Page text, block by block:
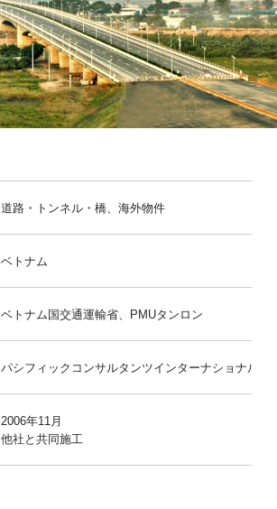
道路・トンネル・橋、海外物件
ベトナム
ベトナム国交通運輸省、PMUタンロン
パシフィックコンサルタンツインターナショナル
2006年11月
他社と共同施工